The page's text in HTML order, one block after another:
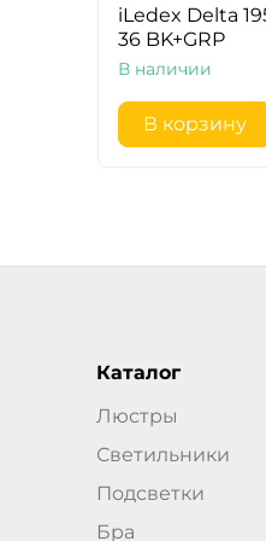
iLedex Delta
36 BK+GRP
В наличии
В корзину
Каталог
Люстры
Светильники
Подсветки
Бра